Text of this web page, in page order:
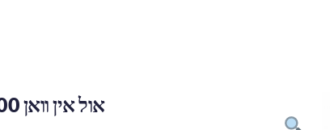
אול אין וואן 1000 מ"ל